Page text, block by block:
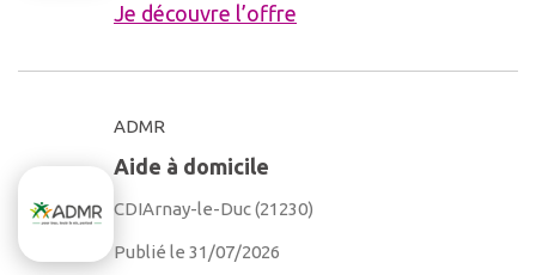
Je découvre l’offre
ADMR
Aide à domicile
CDIArnay-le-Duc (21230)
Publié le 31/07/2026